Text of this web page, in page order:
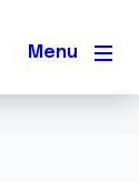
Menu